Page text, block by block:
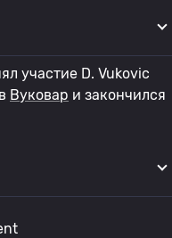
участие D. Vukovic
Вуковар и закончился